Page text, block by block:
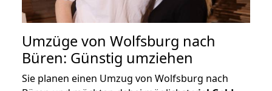
Umzüge von Wolfsburg nach
Büren: Günstig umziehen
Sie planen einen Umzug von Wolfsburg nach